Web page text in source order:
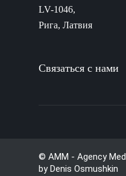
LV-1046,
Рига, Латвия
Связаться с нами
© AMM - Agency
by Denis Osmushkin